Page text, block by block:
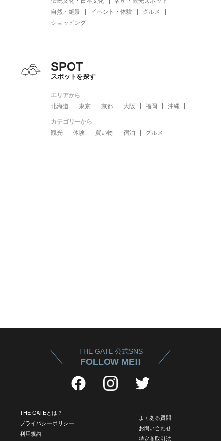
自然・絶景
イベント・体験
グルメ
ショッピング
SPOT
スポットを探す
エリアから
北海道
東京 京都 大阪 福岡 沖縄
カテゴリーから
観光
体験 買い物 宿泊 グルメ
THE GATE 公式SNS
FOLLOW ME!!
THE GATEとは？
プライバシーポリシー
利用規約
よくある質問
お問い合わせ
特定商取引法